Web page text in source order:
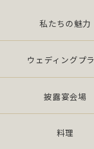
は、本人の同
ントシステム
当社は、個人
15001：2006
法（平成 17
私たちの魅力
ウェディングプ
披露宴会場
料理